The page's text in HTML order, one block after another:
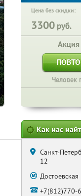
Цена без скидки:
3300 руб.
Акция
Человек
Как нас
Санкт-
12
Достоевская
+7(812)770-